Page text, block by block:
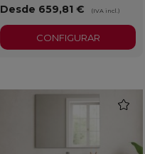
Desde 659,81 € (IVA incl.)
CONFIGURAR